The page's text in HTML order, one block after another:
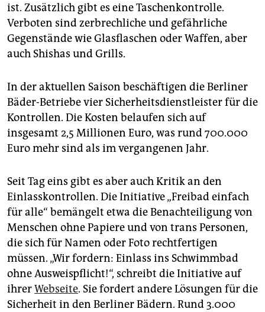
ist. Zusätzlich gibt es eine Taschenkontrolle.
Verboten sind zerbrechliche und gefährliche
Gegenstände wie Glasflaschen oder Waffen, aber
auch Shishas und Grills.
In der aktuellen Saison beschäftigen die Berliner
Bäder-Betriebe vier Sicherheitsdienstleister für die
Kontrollen. Die Kosten belaufen sich auf
insgesamt 2,5 Millionen Euro, was rund 700.000
Euro mehr sind als im vergangenen Jahr.
Seit Tag eins gibt es aber auch Kritik an den
Einlasskontrollen. Die Initiative „Freibad einfach
für alle“ bemängelt etwa die Benachteiligung von
Menschen ohne Papiere und von trans Personen,
die sich für Namen oder Foto rechtfertigen
müssen. „Wir fordern: Einlass ins Schwimmbad
ohne Ausweispflicht!“, schreibt die Initiative auf
ihrerWebseite. Sie fordert andere Lösungen für die
Sicherheit in den Berliner Bädern. Rund 3.000